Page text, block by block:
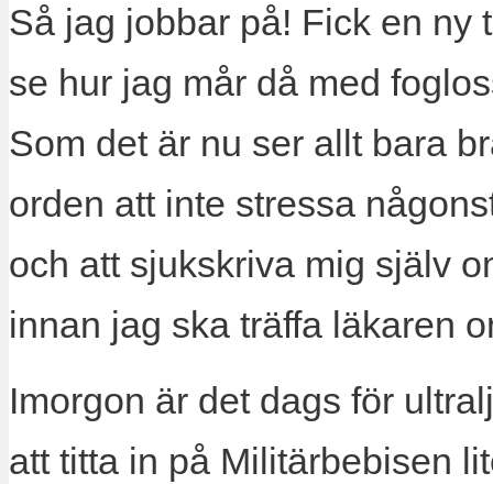
Så jag jobbar på! Fick en ny
se hur jag mår då med
Som det är nu ser allt bara
orden att inte stressa
och att sjukskriva mig själv
innan jag ska träffa läkaren
Imorgon är det dags för
att titta in på Militärbebisen